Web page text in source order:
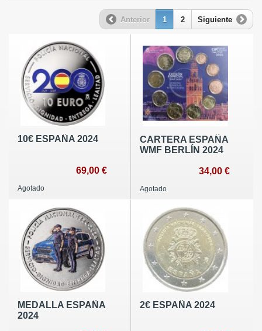
Anterior 1 2 Siguiente
10€ ESPAÑA 2024
69,00 €
Agotado
CARTERA ESPAÑA
WMF BERLÍN 2024
34,00 €
Agotado
MEDALLA ESPAÑA
2024
2€ ESPAÑA 2024